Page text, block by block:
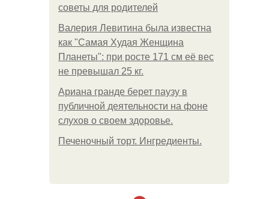
советы для родителей
Валерия Левитина была известна
как "Самая Худая Женщина
Планеты": при росте 171 см её вес
не превышал 25 кг.
Ариана гранде берет паузу в
публичной деятельности на фоне
слухов о своем здоровье.
Печеночный торт. Ингредиенты.